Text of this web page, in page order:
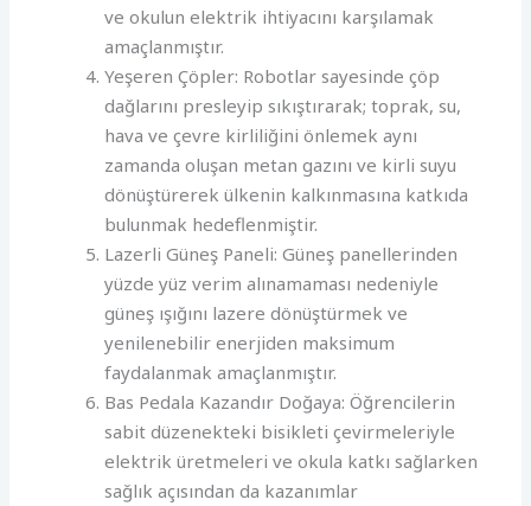
ve okulun elektrik ihtiyacını karşılamak
amaçlanmıştır.
Yeşeren Çöpler: Robotlar sayesinde çöp
dağlarını presleyip sıkıştırarak; toprak, su,
hava ve çevre kirliliğini önlemek aynı
zamanda oluşan metan gazını ve kirli suyu
dönüştürerek ülkenin kalkınmasına katkıda
bulunmak hedeflenmiştir.
Lazerli Güneş Paneli: Güneş panellerinden
yüzde yüz verim alınamaması nedeniyle
güneş ışığını lazere dönüştürmek ve
yenilenebilir enerjiden maksimum
faydalanmak amaçlanmıştır.
Bas Pedala Kazandır Doğaya: Öğrencilerin
sabit düzenekteki bisikleti çevirmeleriyle
elektrik üretmeleri ve okula katkı sağlarken
sağlık açısından da kazanımlar